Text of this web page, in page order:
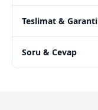
Teslimat & Garanti
Soru & Cevap